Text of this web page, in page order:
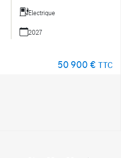
Electrique
2027
50 900 € TTC